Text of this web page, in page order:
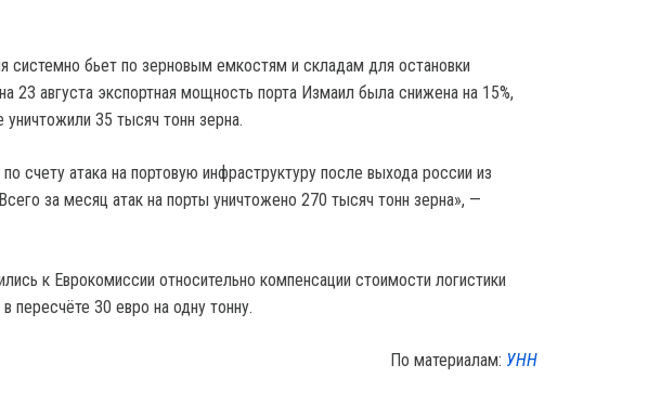
системно бьет по зерновым емкостям и складам для остановки
23 августа экспортная мощность порта Измаил была снижена на 15%,
35 тысяч тонн зерна.
счету атака на портовую инфраструктуру после выхода россии из
за месяц атак на порты уничтожено 270 тысяч тонн зерна», —
к Еврокомиссии относительно компенсации стоимости логистики
пересчёте 30 евро на одну тонну.
По материалам: УНН